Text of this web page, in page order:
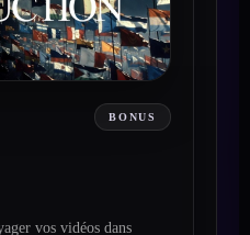
BONUS
vos vidéos dans